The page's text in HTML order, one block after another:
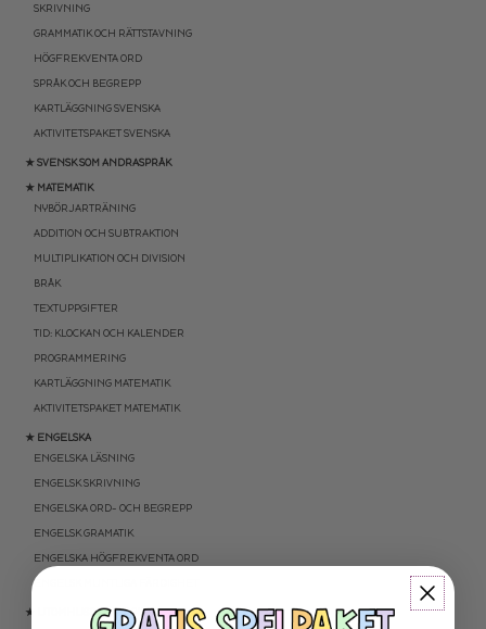
SKRIVNING
GRAMMATIK OCH RÄTTSTAVNING
HÖGFREKVENTA ORD
SPRÅK OCH BEGREPP
KARTLÄGGNING SVENSKA
AKTIVITETSPAKET SVENSKA
★ SVENSK SOM ANDRASPRÅK
★ MATEMATIK
NYBÖRJARTRÄNING
ADDITION OCH SUBTRAKTION
MULTIPLIKATION OCH DIVISION
BRÅK
TEXTUPPGIFTER
TID: KLOCKAN OCH KALENDER
PROGRAMMERING
KARTLÄGGNING MATEMATIK
AKTIVITETSPAKET MATEMATIK
★ ENGELSKA
ENGELSKA LÄSNING
ENGELSK SKRIVNING
ENGELSKA ORD- OCH BEGREPP
ENGELSK GRAMATIK
ENGELSKA HÖGFREKVENTA ORD
ENGELSK MUNTLIGA FÄRDIGHET
★ UTOMHUSPEDAGOGIK